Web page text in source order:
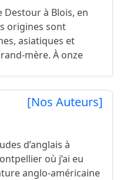
Destour à Blois, en
origines sont
asiatiques et
mère. À onze
[Nos Auteurs]
d’anglais à
où j’ai eu
anglo-américaine